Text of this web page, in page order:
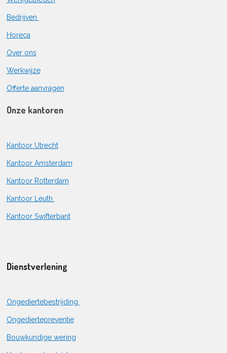
Bedrijven
Horeca
Over ons
Werkwijze
Offerte aanvragen
Onze kantoren
Kantoor Utrecht
Kantoor Amsterdam
Kantoor Rotterdam
Kantoor Leuth
Kantoor Swifterbant
Dienstverlening
Ongediertebestrijding
Ongediertepreventie
Bouwkundige wering